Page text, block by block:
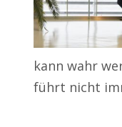
kann wahr
führt nicht